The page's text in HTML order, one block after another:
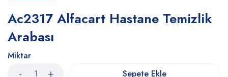
Ac2317 Alfacart Hastane Temizlik
Arabası
Miktar
Sepete Ekle